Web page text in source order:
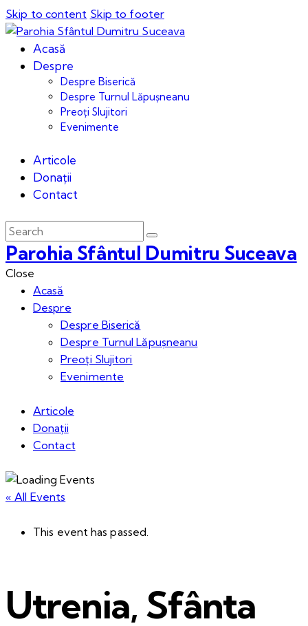
Skip to content Skip to footer
Acasă
Despre
Despre Biserică
Despre Turnul Lăpușneanu
Preoți Slujitori
Evenimente
Articole
Donații
Contact
Parohia Sfântul Dumitru Suceava
Close
Acasă
Despre
Despre Biserică
Despre Turnul Lăpușneanu
Preoți Slujitori
Evenimente
Articole
Donații
Contact
« All Events
This event has passed.
Utrenia, Sfânta